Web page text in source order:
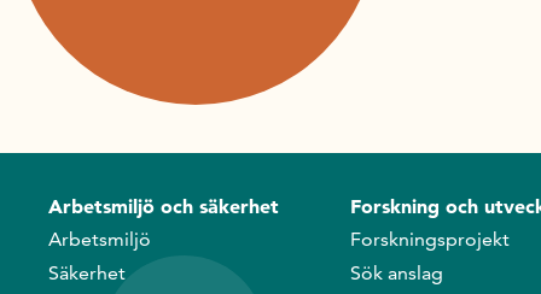
Arbetsmiljö och säkerhet
Arbetsmiljö
Säkerhet
Forskning och
Forskningsprojekt
Sök anslag